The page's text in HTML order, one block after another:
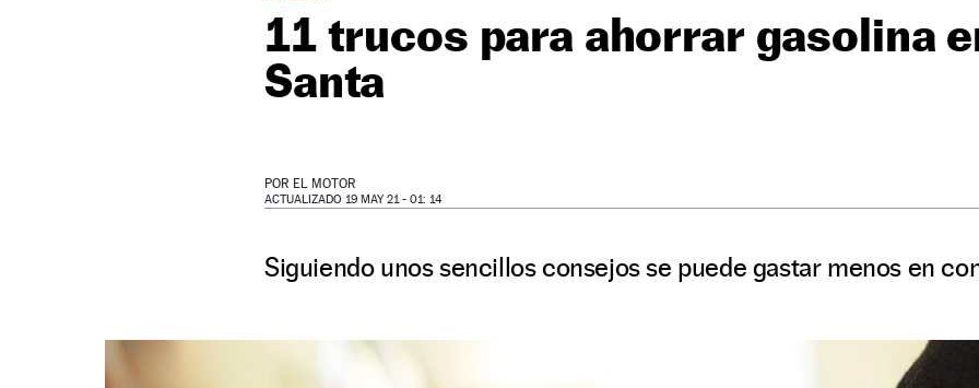
11 trucos para ahorrar gasolina
Santa
POR EL MOTOR
ACTUALIZADO 19 MAY 21 - 01: 14
Siguiendo unos sencillos consejos se puede gastar menos en